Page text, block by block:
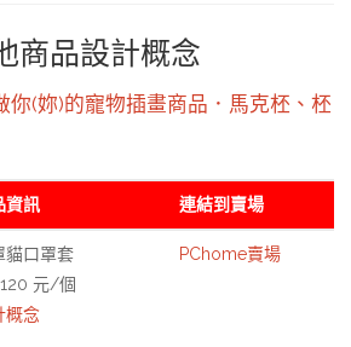
商品設計概念
你(妳)的寵物插畫商品．馬克柸、柸
資訊 連結到賣場
貓口罩套
元/個
概念
PChome賣場